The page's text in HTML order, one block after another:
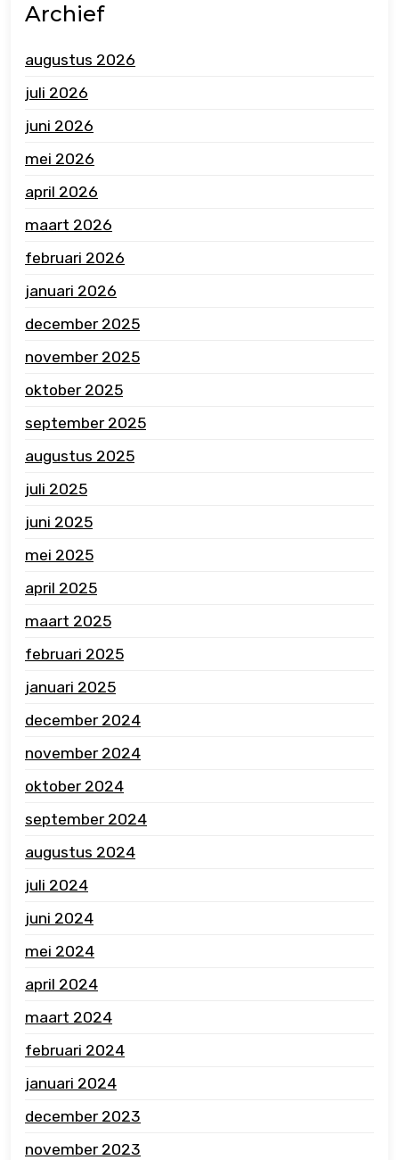
Archief
augustus 2026
juli 2026
juni 2026
mei 2026
april 2026
maart 2026
februari 2026
januari 2026
december 2025
november 2025
oktober 2025
september 2025
augustus 2025
juli 2025
juni 2025
mei 2025
april 2025
maart 2025
februari 2025
januari 2025
december 2024
november 2024
oktober 2024
september 2024
augustus 2024
juli 2024
juni 2024
mei 2024
april 2024
maart 2024
februari 2024
januari 2024
december 2023
november 2023